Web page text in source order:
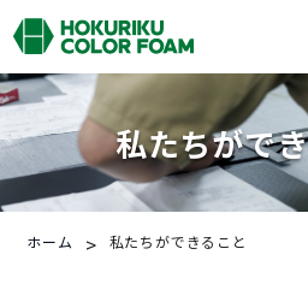
私たちがで
ホーム > 私たちができること